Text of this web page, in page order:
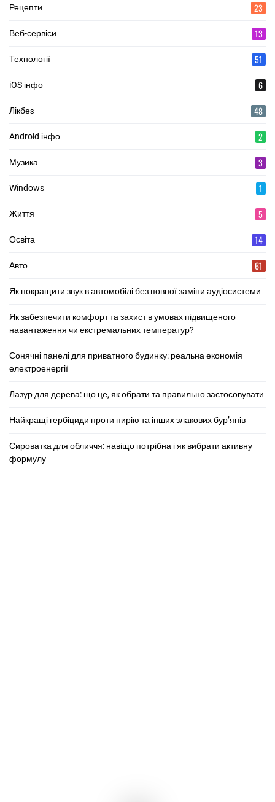
Рецепти 23
Веб-сервіси 13
Технології 51
iOS інфо 6
Лікбез 48
Android інфо 2
Музика 3
Windows 1
Життя 5
Освіта 14
Авто 61
Як покращити звук в автомобілі без повної заміни аудіосистеми
Як забезпечити комфорт та захист в умовах підвищеного
навантаження чи екстремальних температур?
Сонячні панелі для приватного будинку: реальна економія
електроенергії
Лазур для дерева: що це, як обрати та правильно застосовувати
Найкращі гербіциди проти пирію та інших злакових бур’янів
Сироватка для обличчя: навіщо потрібна і як вибрати активну
формулу